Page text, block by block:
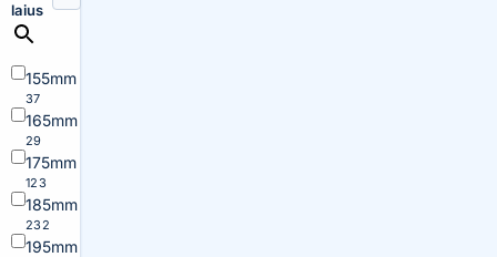
laius
155mm
37
165mm
29
175mm
123
185mm
232
195mm